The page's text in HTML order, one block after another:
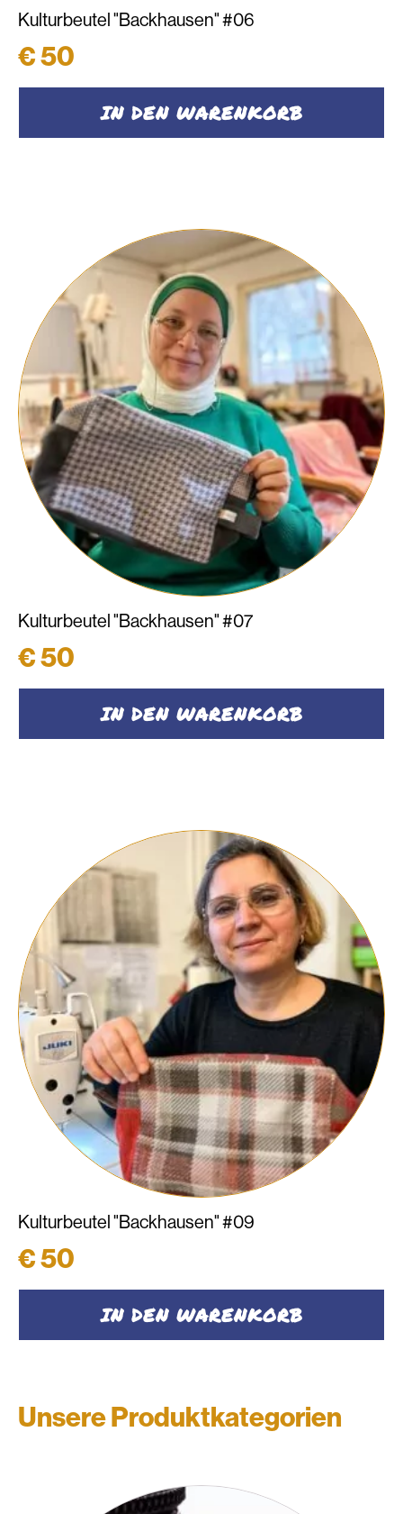
Kulturbeutel "Backhausen" #06
€50
IN DEN WARENKORB
Kulturbeutel "Backhausen" #07
€50
IN DEN WARENKORB
Kulturbeutel "Backhausen" #09
€50
IN DEN WARENKORB
Unsere Produktkategorien